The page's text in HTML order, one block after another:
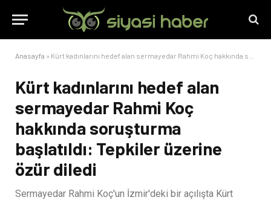
Anasayfa » Kürt kadınlarını hedef alan sermayedar Rahmi Koç hakkında soruşturma başlatıldı: Tepkiler üzerine özür diledi
Kürt kadınlarını hedef alan
sermayedar Rahmi Koç
hakkında soruşturma
başlatıldı: Tepkiler üzerine
özür diledi
Sermayedar Rahmi Koç'un İzmir'deki bir açılışta Kürt